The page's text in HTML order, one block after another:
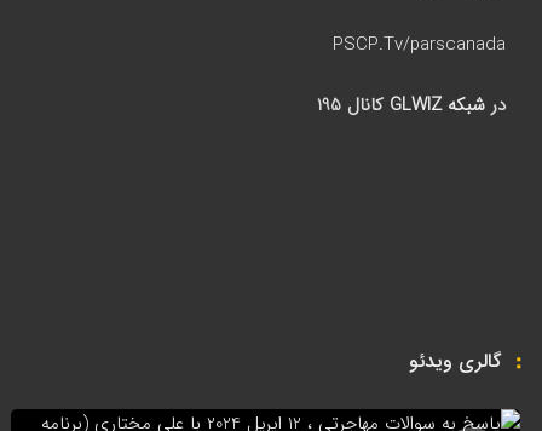
PSCP.Tv/parscanada
در شبکه GLWIZ کانال 195
گالری ویدئو